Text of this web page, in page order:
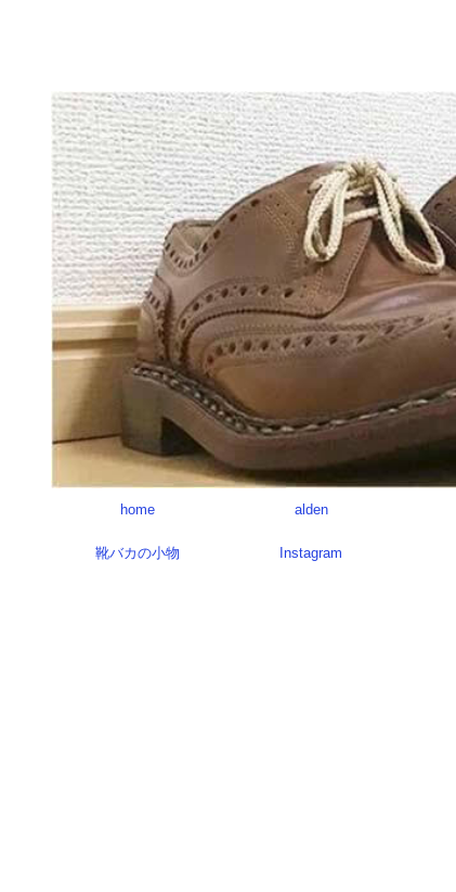
home alden
靴バカの小物 Instagram